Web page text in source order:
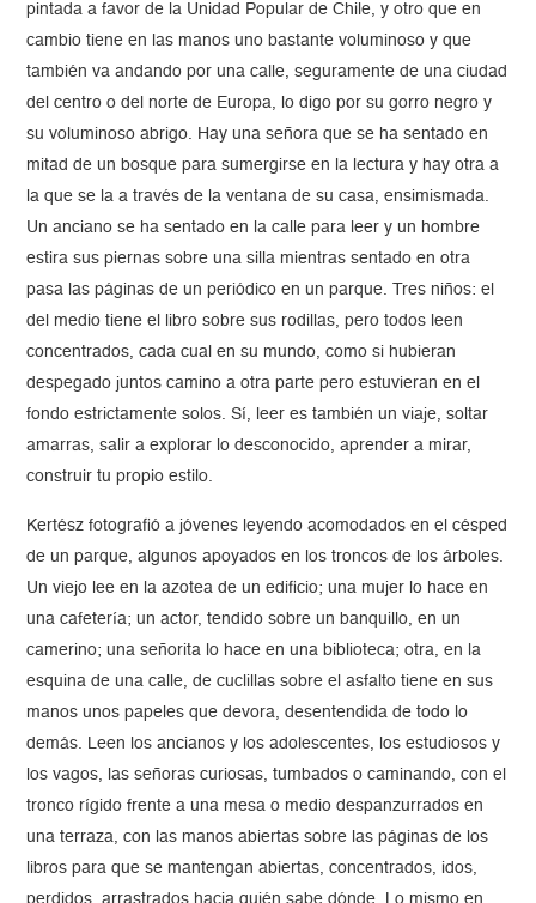
pintada a favor de la Unidad Popular de Chile, y otro que en
cambio tiene en las manos uno bastante voluminoso y que
también va andando por una calle, seguramente de una ciudad
del centro o del norte de Europa, lo digo por su gorro negro y
su voluminoso abrigo. Hay una señora que se ha sentado en
mitad de un bosque para sumergirse en la lectura y hay otra a
la que se la a través de la ventana de su casa, ensimismada.
Un anciano se ha sentado en la calle para leer y un hombre
estira sus piernas sobre una silla mientras sentado en otra
pasa las páginas de un periódico en un parque. Tres niños: el
del medio tiene el libro sobre sus rodillas, pero todos leen
concentrados, cada cual en su mundo, como si hubieran
despegado juntos camino a otra parte pero estuvieran en el
fondo estrictamente solos. Sí, leer es también un viaje, soltar
amarras, salir a explorar lo desconocido, aprender a mirar,
construir tu propio estilo.
Kertész fotografió a jóvenes leyendo acomodados en el césped
de un parque, algunos apoyados en los troncos de los árboles.
Un viejo lee en la azotea de un edificio; una mujer lo hace en
una cafetería; un actor, tendido sobre un banquillo, en un
camerino; una señorita lo hace en una biblioteca; otra, en la
esquina de una calle, de cuclillas sobre el asfalto tiene en sus
manos unos papeles que devora, desentendida de todo lo
demás. Leen los ancianos y los adolescentes, los estudiosos y
los vagos, las señoras curiosas, tumbados o caminando, con el
tronco rígido frente a una mesa o medio despanzurrados en
una terraza, con las manos abiertas sobre las páginas de los
libros para que se mantengan abiertas, concentrados, idos,